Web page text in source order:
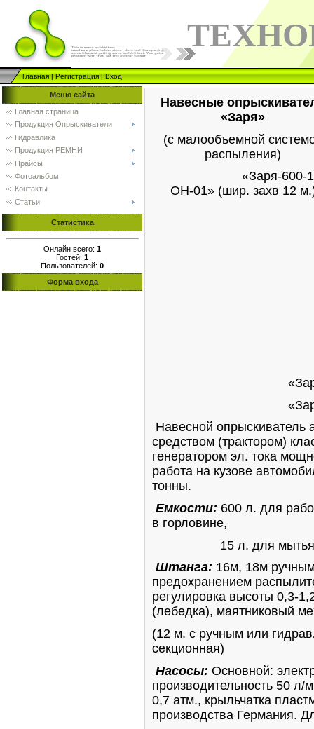
Главная|Регистрация|Вход
Меню сайта
Главная страница
Продукция Опрыскиватели
Гидравлика
Продукция РЕМНИ
Прайсы
Фотоальбом
Контакты
Статьи
Статистика
Онлайн всего: 1
Гостей: 1
Пользователей: 0
Форма входа
Навесные
«Заря»
(с малообъемной
распыления)
«Заря-600-
ОН-01» (шир. захв 12
Навесной опрыскиватель
средством (трактором)
генератором эл. тока
работа на кузове
тонны.
Емкости: 600 л. для
в горловине,
15 л. для
Штанга: 16м, 18м
предохранением
регулировка высоты 0,3-
(лебедка), маятниковый
(12 м. с ручным или
секционная)
Насосы: Основной:
производительность 50
0,7 атм., крыльчатка
производства Германия.